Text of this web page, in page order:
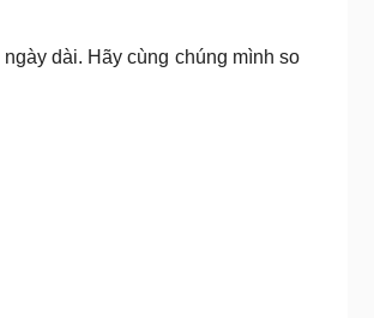
dài. Hãy cùng chúng mình so